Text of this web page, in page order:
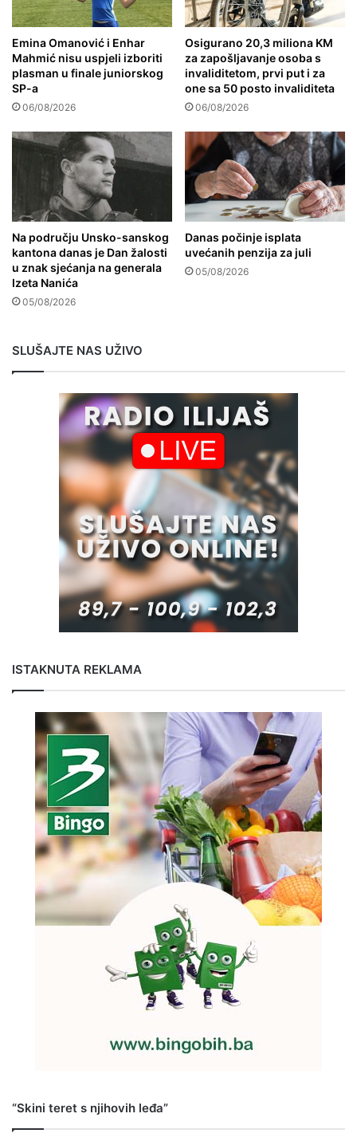
Emina Omanović i Enhar
Mahmić nisu uspjeli izboriti
plasman u finale juniorskog
SP-a
06/08/2026
Osigurano 20,3 miliona KM
za zapošljavanje osoba s
invaliditetom, prvi put i za
one sa 50 posto invaliditeta
06/08/2026
Na području Unsko-sanskog
kantona danas je Dan žalosti
u znak sjećanja na generala
Izeta Nanića
05/08/2026
Danas počinje isplata
uvećanih penzija za juli
05/08/2026
SLUŠAJTE NAS UŽIVO
ISTAKNUTA REKLAMA
“Skini teret s njihovih leđa”